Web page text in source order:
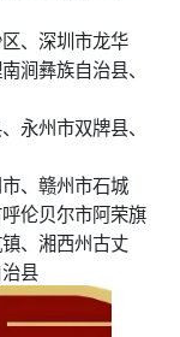
、深圳市龙华
涧彝族自治县、
永州市双牌县、
、赣州市石城
伦贝尔市阿荣旗
、湘西州古丈
县